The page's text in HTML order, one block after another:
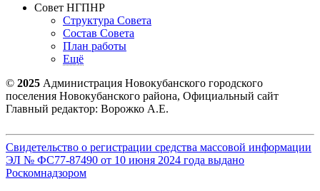
Совет НГПНР
Структура Совета
Состав Совета
План работы
Ещё
© 2025 Администрация Новокубанского городского
поселения Новокубанского района, Официальный сайт
Главный редактор: Ворожко А.Е.
Свидетельство о регистрации средства массовой информации
ЭЛ № ФС77-87490 от 10 июня 2024 года выдано
Роскомнадзором